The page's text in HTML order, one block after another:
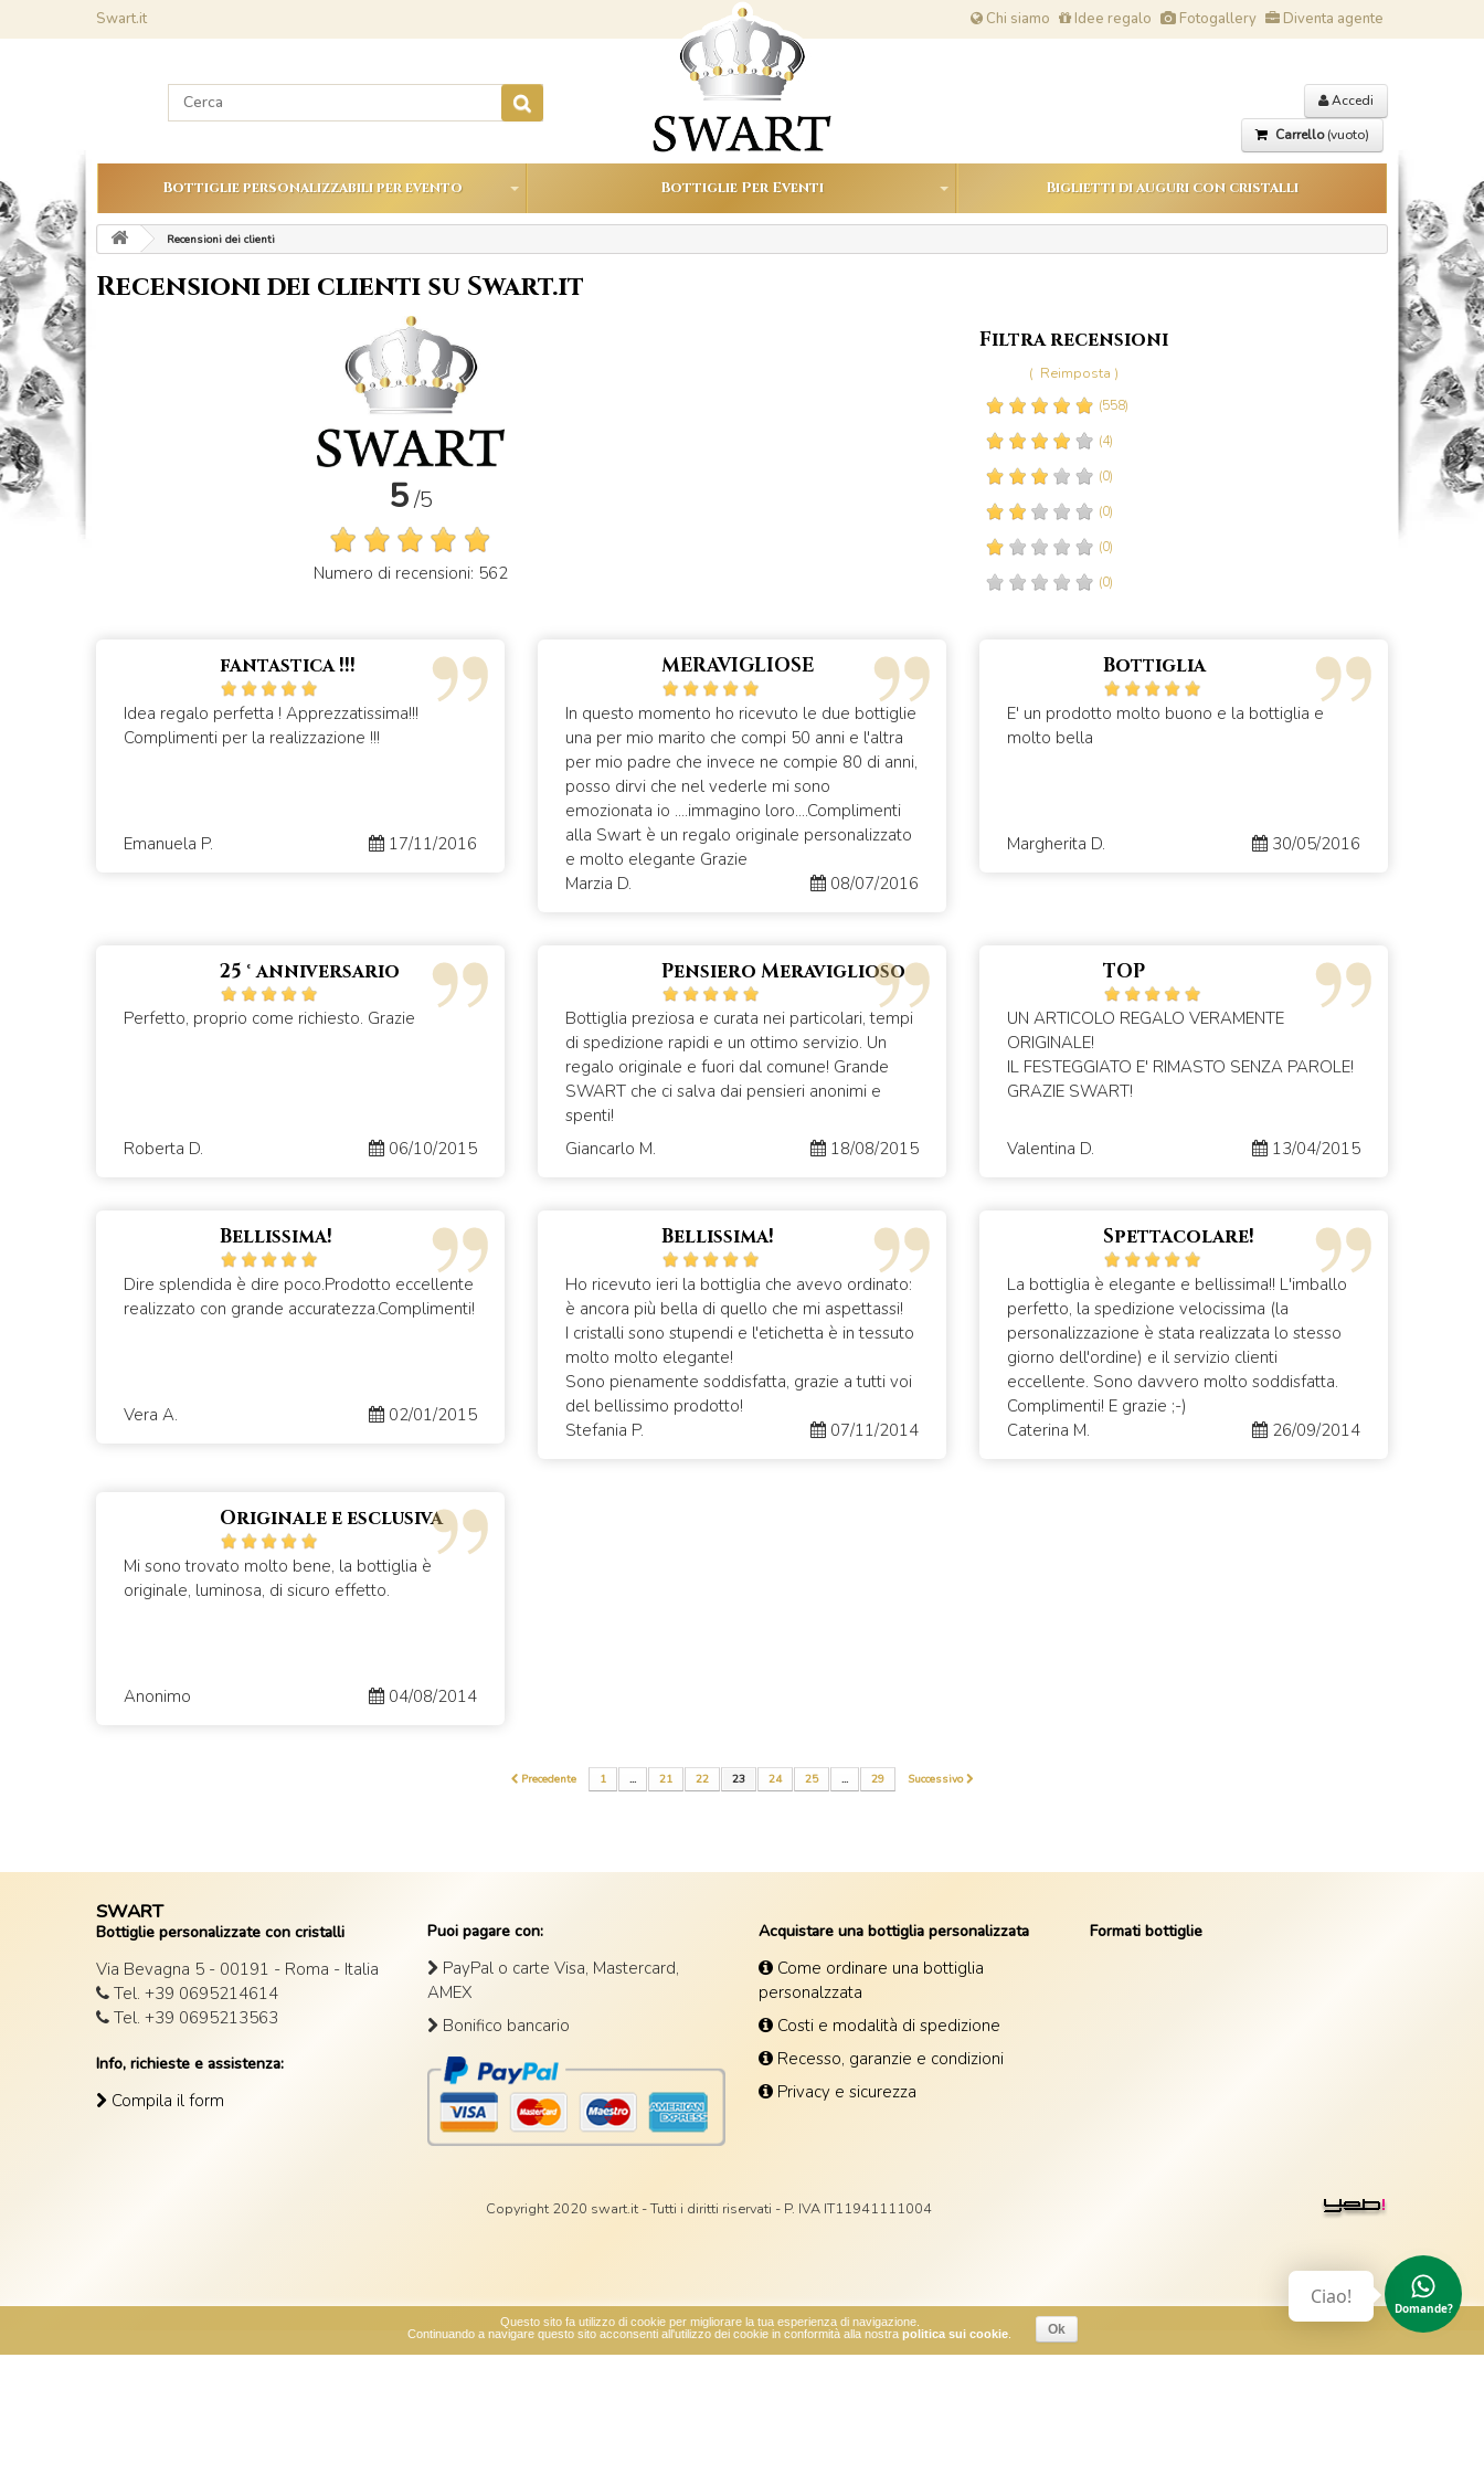
Swart.it Chi siamo Idee regalo Fotogallery Diventa agente
Accedi
Carrello(vuoto)
Bottiglie personalizzabili per evento Bottiglie Per Eventi Biglietti di auguri con cristalli
Recensioni dei clienti
Recensioni dei clienti su Swart.it
Sommario
5/5
Numero di recensioni: 562
Filtra recensioni
( Reimposta )
(558)
(4)
(0)
(0)
(0)
(0)
fantastica !!!
Idea regalo perfetta ! Apprezzatissima!!!
Complimenti per la realizzazione !!!
Emanuela P. 17/11/2016
MERAVIGLIOSE
In questo momento ho ricevuto le due bottiglie
una per mio marito che compi 50 anni e l'altra
per mio padre che invece ne compie 80 di anni,
posso dirvi che nel vederle mi sono
emozionata io ....immagino loro....Complimenti
alla Swart è un regalo originale personalizzato
e molto elegante Grazie
Marzia D.
08/07/2016
Bottiglia
E' un prodotto molto buono e la bottiglia e
molto bella
Margherita D. 30/05/2016
25 ° anniversario
Perfetto, proprio come richiesto. Grazie
Roberta D. 06/10/2015
Pensiero Meraviglioso
Bottiglia preziosa e curata nei particolari, tempi
di spedizione rapidi e un ottimo servizio. Un
regalo originale e fuori dal comune! Grande
SWART che ci salva dai pensieri anonimi e
spenti!
Giancarlo M.
18/08/2015
TOP
UN ARTICOLO REGALO VERAMENTE
ORIGINALE!
IL FESTEGGIATO E' RIMASTO SENZA PAROLE!
GRAZIE SWART!
Valentina D. 13/04/2015
Bellissima!
Dire splendida è dire poco.Prodotto eccellente
realizzato con grande accuratezza.Complimenti!
Vera A. 02/01/2015
Bellissima!
Ho ricevuto ieri la bottiglia che avevo ordinato:
è ancora più bella di quello che mi aspettassi!
I cristalli sono stupendi e l'etichetta è in tessuto
molto molto elegante!
Sono pienamente soddisfatta, grazie a tutti voi
del bellissimo prodotto!
Stefania P.
07/11/2014
Spettacolare!
La bottiglia è elegante e bellissima!! L'imballo
perfetto, la spedizione velocissima (la
personalizzazione è stata realizzata lo stesso
giorno dell'ordine) e il servizio clienti
eccellente. Sono davvero molto soddisfatta.
Complimenti! E grazie ;-)
Caterina M.
26/09/2014
Originale e esclusiva
Mi sono trovato molto bene, la bottiglia è
originale, luminosa, di sicuro effetto.
Anonimo 04/08/2014
Precedente 1 ... 21 22 23 24 25 ... 29 Successivo
Domande?
Ciao!
Ok
Questo sito fa utilizzo di cookie per migliorare la tua esperienza di navigazione.
Continuando a navigare questo sito acconsenti all'utilizzo dei cookie in conformità alla nostra politica sui cookie
SWART
Bottiglie personalizzate con cristalli
Via Bevagna 5 - 00191 - Roma - Italia
Tel. +39 0695214614
Tel. +39 0695213563
Info, richieste e assistenza:
Compila il form
Puoi pagare con:
PayPal o carte Visa, Mastercard,
AMEX
Bonifico bancario
Acquistare una bottiglia personalizzata
Come ordinare una bottiglia
personalzzata
Costi e modalità di spedizione
Recesso, garanzie e condizioni
Privacy e sicurezza
Formati bottiglie
Copyright 2020 swart.it - Tutti i diritti riservati - P. IVA IT11941111004